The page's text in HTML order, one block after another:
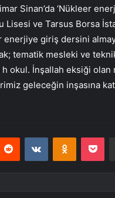
Sinan’da ‘Nükleer
Lisesi ve Tarsus Borsa
giriş dersini almaya
tematik mesleki ve
h okul. İnşallah eksiği
geleceğin inşasına
Reddit VKontakte